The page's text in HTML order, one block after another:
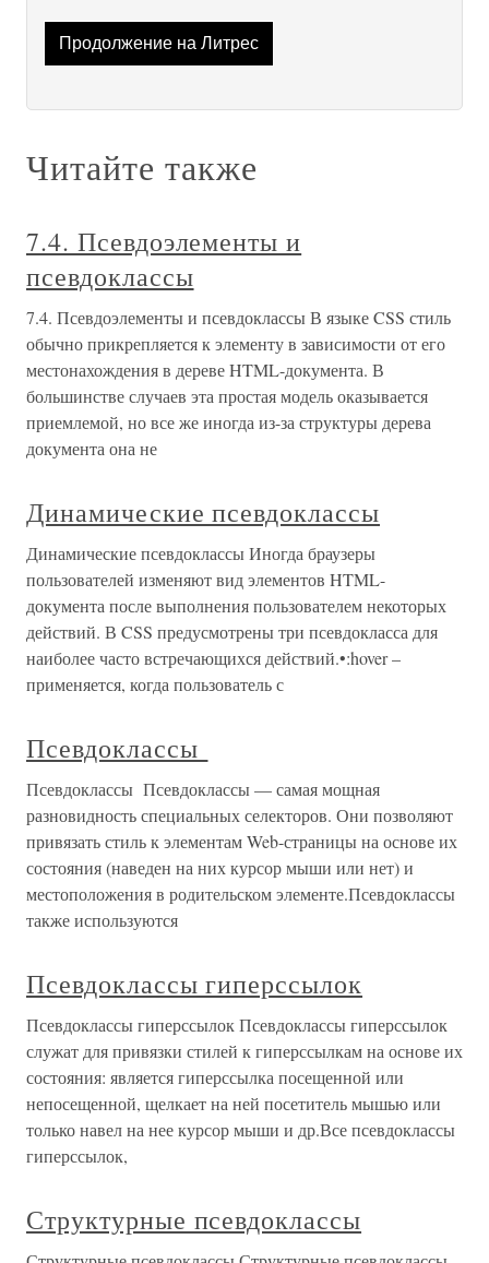
Продолжение на Литрес
Читайте также
7.4. Псевдоэлементы и
псевдоклассы
7.4. Псевдоэлементы и псевдоклассы В языке CSS стиль
обычно прикрепляется к элементу в зависимости от его
местонахождения в дереве HTML-документа. В
большинстве случаев эта простая модель оказывается
приемлемой, но все же иногда из-за структуры дерева
документа она не
Динамические псевдоклассы
Динамические псевдоклассы Иногда браузеры
пользователей изменяют вид элементов HTML-
документа после выполнения пользователем некоторых
действий. В CSS предусмотрены три псевдокласса для
наиболее часто встречающихся действий.•:hover –
применяется, когда пользователь с
Псевдоклассы
Псевдоклассы Псевдоклассы — самая мощная
разновидность специальных селекторов. Они позволяют
привязать стиль к элементам Web-страницы на основе их
состояния (наведен на них курсор мыши или нет) и
местоположения в родительском элементе.Псевдоклассы
также используются
Псевдоклассы гиперссылок
Псевдоклассы гиперссылок Псевдоклассы гиперссылок
служат для привязки стилей к гиперссылкам на основе их
состояния: является гиперссылка посещенной или
непосещенной, щелкает на ней посетитель мышью или
только навел на нее курсор мыши и др.Все псевдоклассы
гиперссылок,
Структурные псевдоклассы